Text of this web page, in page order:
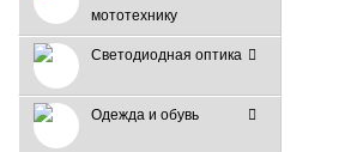
мототехнику
Светодиодная оптика
Одежда и обувь